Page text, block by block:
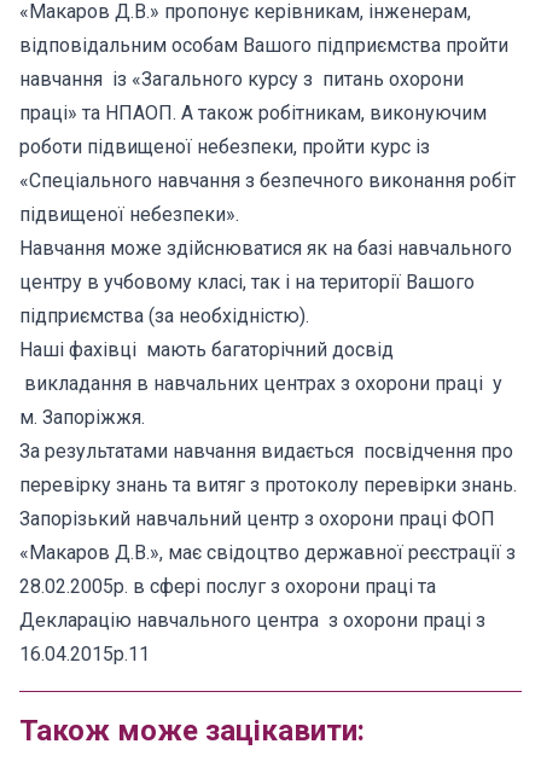
«Макаров Д.В.» пропонує керівникам, інженерам,
відповідальним особам Вашого підприємства пройти
навчання із «Загального курсу з питань охорони
праці» та НПАОП. А також робітникам, виконуючим
роботи підвищеної небезпеки, пройти курс із
«Спеціального навчання з безпечного виконання робіт
підвищеної небезпеки».
Навчання може здійснюватися як на базі навчального
центру в учбовому класі, так і на території Вашого
підприємства (за необхідністю).
Наші фахівці мають багаторічний досвід
викладання в навчальних центрах з охорони праці у
м. Запоріжжя.
За результатами навчання видається посвідчення про
перевірку знань та витяг з протоколу перевірки знань.
Запорізький навчальний центр з охорони праці ФОП
«Макаров Д.В.», має свідоцтво державної реєстрації з
28.02.2005р. в сфері послуг з охорони праці та
Декларацію навчального центра з охорони праці з
16.04.2015р.11
Також може зацікавити: